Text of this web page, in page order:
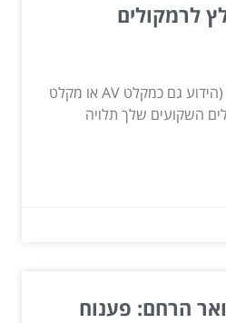
לרמקולים
בחירת הרסיבר המתאים (הידוע גם כמקלט AV או מקלט
השקועים שלך תלויה
הרחם: פענוח